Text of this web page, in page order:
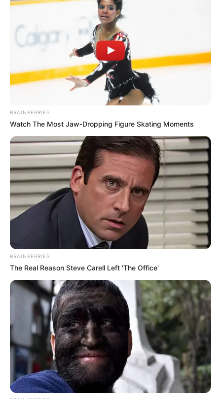
TAGS
ΕΥΒΟΙΑ
ΟΞΥΛΙΘΟΣ ΤΑΞΙΔΙ ΧΩΡΙΟ
ΤΑΥΤΟΤΗΤΑ ΚΑΙ ΕΠΙΚΟΙΝΩΝΙΑ ΟΡΟΙ ΧΡΗΣΗΣ
BRAINBERRIES
Watch The Most Jaw‑Dropping Figure Skating Moments
BRAINBERRIES
The Real Reason Steve Carell Left 'The Office'